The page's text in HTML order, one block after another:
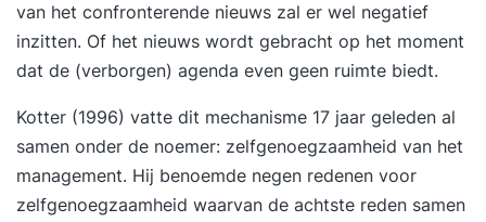
van het confronterende nieuws zal er wel negatief
inzitten. Of het nieuws wordt gebracht op het moment
dat de (verborgen) agenda even geen ruimte biedt.
Kotter (1996) vatte dit mechanisme 17 jaar geleden al
samen onder de noemer: zelfgenoegzaamheid van het
management. Hij benoemde negen redenen voor
zelfgenoegzaamheid waarvan de achtste reden samen